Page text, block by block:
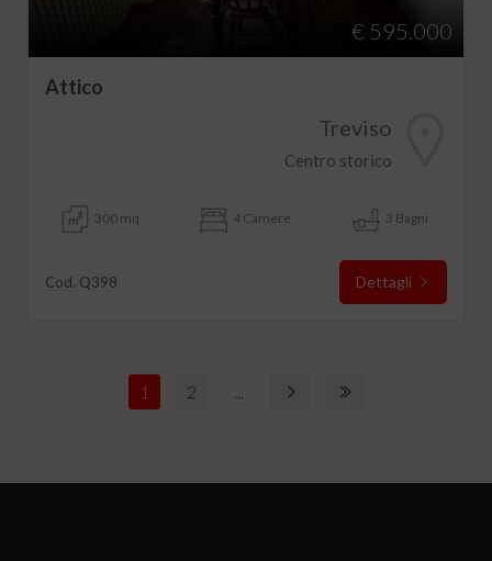
€ 595.000
Attico
Treviso
Centro storico
300 mq 4 Camere 3 Bagni
Cod. Q398 Dettagli
1 2 ...